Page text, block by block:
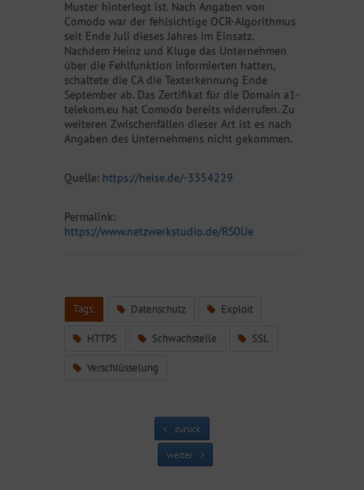
Muster hinterlegt ist. Nach Angaben von
Comodo war der fehlsichtige OCR-Algorithmus
seit Ende Juli dieses Jahres im Einsatz.
Nachdem Heinz und Kluge das Unternehmen
über die Fehlfunktion informierten hatten,
schaltete die CA die Texterkennung Ende
September ab. Das Zertifikat für die Domain a1-
telekom.eu hat Comodo bereits widerrufen. Zu
weiteren Zwischenfällen dieser Art ist es nach
Angaben des Unternehmens nicht gekommen.
Quelle: https://heise.de/-3354229
Permalink:
https://www.netzwerkstudio.de/RS0Ue
Tags: Datenschutz Exploit
HTTPS Schwachstelle SSL
Verschlüsselung
zurück
weiter